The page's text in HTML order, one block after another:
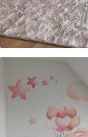
56.6734.00€/m²
Vinil Premium
Peel and Stick
49 .00